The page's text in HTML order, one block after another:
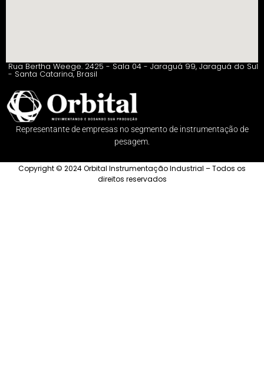
Rua Bertha Weege. 2425 - Sala 04 - Jaraguá 99, Jaraguá do Sul
- Santa Catarina, Brasil
Representante de empresas no segmento de instrumentação de
pesagem.
Copyright © 2024 Orbital Instrumentação Industrial – Todos os
direitos reservados